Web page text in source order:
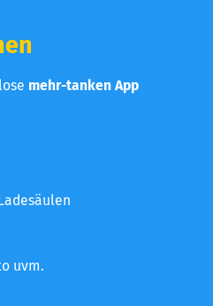
mehr-tanken App
uvm.